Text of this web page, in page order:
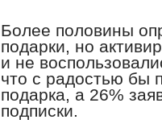
Более половины
подарки, но
и не
что с радостью бы
подарка, а 26%
подписки.